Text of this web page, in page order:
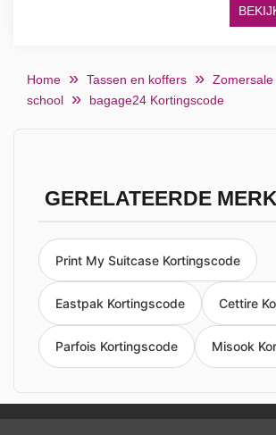
Home Tassen en koffers Zomersale
school
bagage24 Kortingscode
GERELATEERDE
Print My Suitcase Kortingscode
Eastpak Kortingscode Cettire
Parfois Kortingscode Misook